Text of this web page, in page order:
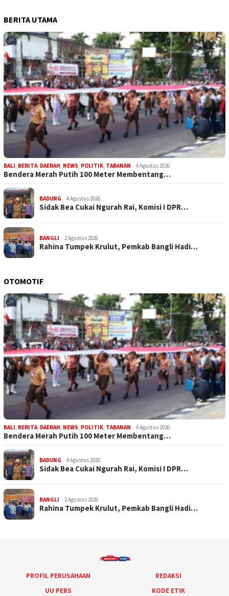
BERITA UTAMA
BALI, BERITA, DAERAH, NEWS, POLITIK, TABANAN 4 Agustus 2026
Bendera Merah Putih 100 Meter Membentang…
BADUNG 4 Agustus 2026
Sidak Bea Cukai Ngurah Rai, Komisi I DPR…
BANGLI 2 Agustus 2026
Rahina Tumpek Krulut, Pemkab Bangli Hadi…
OTOMOTIF
BALI, BERITA, DAERAH, NEWS, POLITIK, TABANAN 4 Agustus 2026
Bendera Merah Putih 100 Meter Membentang…
BADUNG 4 Agustus 2026
Sidak Bea Cukai Ngurah Rai, Komisi I DPR…
BANGLI 2 Agustus 2026
Rahina Tumpek Krulut, Pemkab Bangli Hadi…
PROFIL PERUSAHAAN
REDAKSI
UU PERS
KODE ETIK